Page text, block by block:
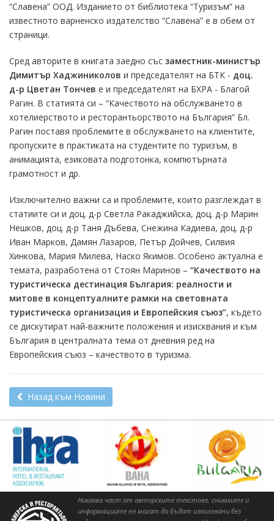
“Славена” ООД. Изданието от библиотека “Туризъм” на
известното варненско издателство “Славена” е в обем от
страници.
Сред авторите в книгата заедно със заместник-министър
Димитър Хаджиниколов и председателят на БТК - доц.
д-р Цветан Тончев е и председателят на БХРА - Благой
Рагин. В статията си – “Качеството на обслужването в
хотелиерството и ресторантьорството на България” Бл.
Рагин поставя проблемите в обслужването на клиентите,
пропуските в практиката на студентите по туризъм, в
анимацията, езиковата подготонка, компютърната
грамотност и др.
Изключително важни са и проблемите, които разглеждат в
статиите си и доц. д-р Светла Ракаджийска, доц. д-р Марин
Нешков, доц. д-р Таня Дъбева, Снежина Кадиева, доц. д-р
Иван Марков, Дамян Лазаров, Петър Дойчев, Силвия
Хинкова, Мария Милева, Наско Якимов. Особено актуална е
темата, разработена от Стоян Маринов – “Качеството на
туристическа дестинация България: реалности и
митове в концептуалните рамки на световната
туристическа организация и Европейския съюз”, където
се дискутират най-важните положения и изисквания и към
България в централната тема от дневния ред на
Европейския съюз – качеството в туризма.
Назад към Новини
Никаква част от авторските текстове, снимките и
информациите не могат да бъдат използвани без